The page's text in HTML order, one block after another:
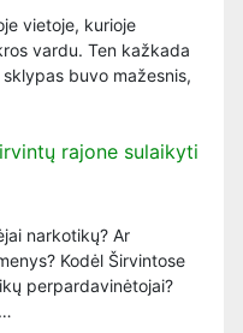
vietoje, kurioje
vardu. Ten kažkada
buvo mažesnis,
rajone sulaikyti
narkotikų? Ar
Kodėl Širvintose
perpardavinėtojai?